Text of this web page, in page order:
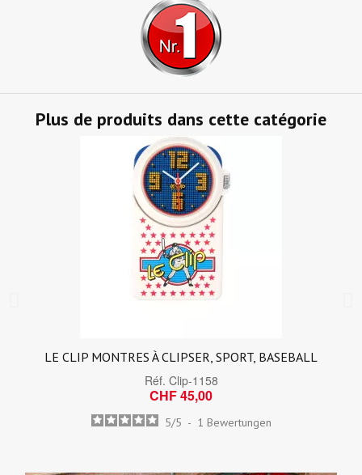
Plus de produits dans cette catégorie
LE CLIP MONTRES À CLIPSER, SPORT, BASEBALL
Réf. Clip-1158
CHF 45,00
5/5 - 1 Bewertungen